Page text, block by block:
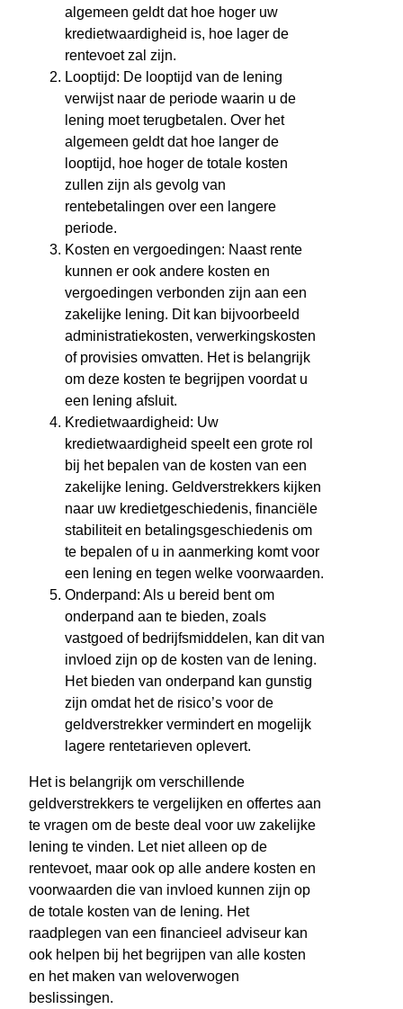
algemeen geldt dat hoe hoger uw
kredietwaardigheid is, hoe lager de
rentevoet zal zijn.
Looptijd: De looptijd van de lening
verwijst naar de periode waarin u de
lening moet terugbetalen. Over het
algemeen geldt dat hoe langer de
looptijd, hoe hoger de totale kosten
zullen zijn als gevolg van
rentebetalingen over een langere
periode.
Kosten en vergoedingen: Naast rente
kunnen er ook andere kosten en
vergoedingen verbonden zijn aan een
zakelijke lening. Dit kan bijvoorbeeld
administratiekosten, verwerkingskosten
of provisies omvatten. Het is belangrijk
om deze kosten te begrijpen voordat u
een lening afsluit.
Kredietwaardigheid: Uw
kredietwaardigheid speelt een grote rol
bij het bepalen van de kosten van een
zakelijke lening. Geldverstrekkers kijken
naar uw kredietgeschiedenis, financiële
stabiliteit en betalingsgeschiedenis om
te bepalen of u in aanmerking komt voor
een lening en tegen welke voorwaarden.
Onderpand: Als u bereid bent om
onderpand aan te bieden, zoals
vastgoed of bedrijfsmiddelen, kan dit van
invloed zijn op de kosten van de lening.
Het bieden van onderpand kan gunstig
zijn omdat het de risico’s voor de
geldverstrekker vermindert en mogelijk
lagere rentetarieven oplevert.
Het is belangrijk om verschillende
geldverstrekkers te vergelijken en offertes aan
te vragen om de beste deal voor uw zakelijke
lening te vinden. Let niet alleen op de
rentevoet, maar ook op alle andere kosten en
voorwaarden die van invloed kunnen zijn op
de totale kosten van de lening. Het
raadplegen van een financieel adviseur kan
ook helpen bij het begrijpen van alle kosten
en het maken van weloverwogen
beslissingen.